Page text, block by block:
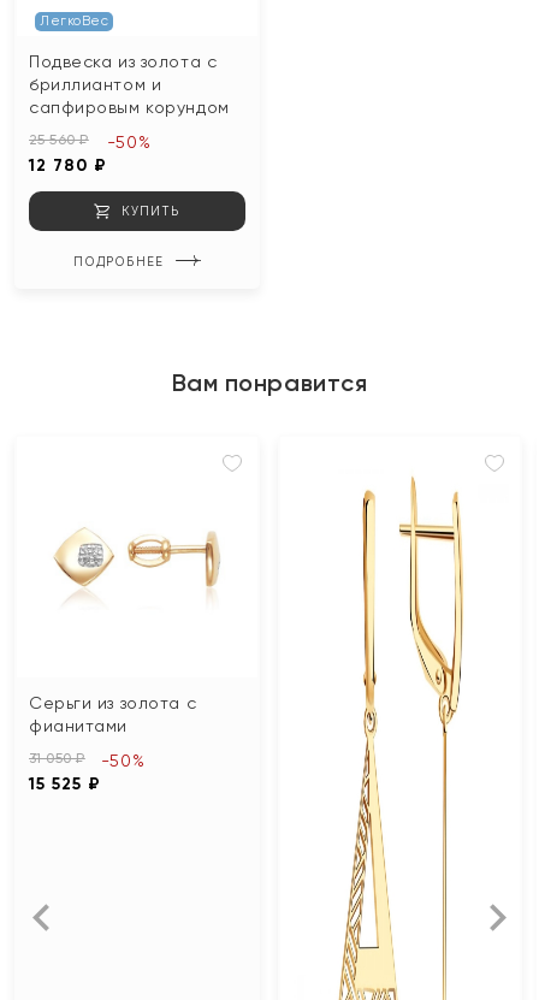
ЛегкоВес
Подвеска из золота с
бриллиантом и
сапфировым корундом
25 560 ₽
12 780 ₽
-50%
КУПИТЬ
ПОДРОБНЕЕ
Вам понравится
Серьги из золота с
фианитами
31 050 ₽
15 525 ₽
-50%